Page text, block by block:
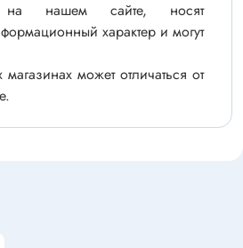
на нашем сайте, носят
характер и могут
может отличаться от